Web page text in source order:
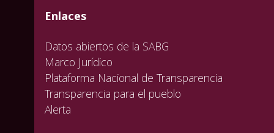
valida
valida
valida
Enlaces
Datos abiertos de la SABG
Marco Jurídico
Plataforma Nacional de Transparencia
Transparencia para el pueblo
Alerta